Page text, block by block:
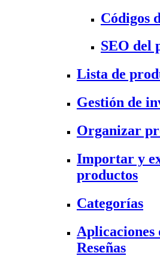
Códigos
SEO del
Lista de
Gestión de
Organizar
Importar y
productos
Categorías
Aplicaciones
Reseñas